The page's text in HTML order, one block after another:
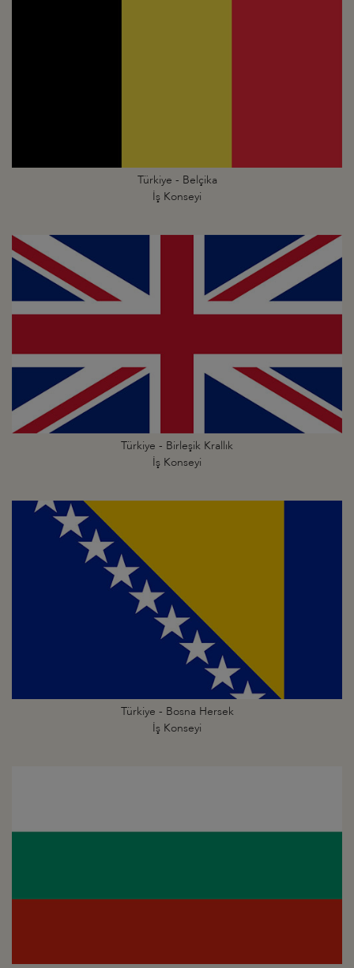
Türkiye - Belçika
İş Konseyi
Türkiye - Birleşik Krallık
İş Konseyi
Türkiye - Bosna Hersek
İş Konseyi